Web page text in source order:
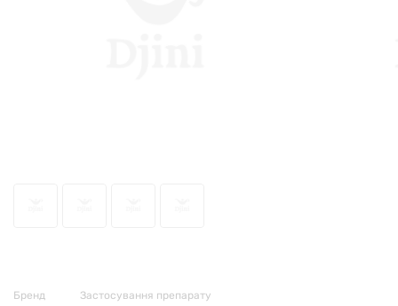
Бренд Застосування препарату